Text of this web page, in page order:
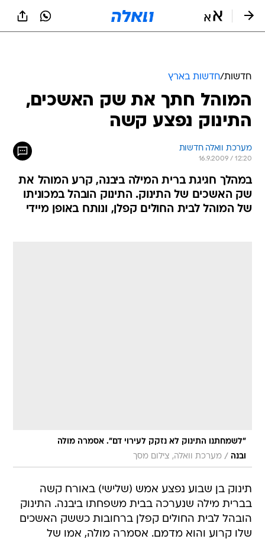
חדשות/חדשות בארץ
המוהל חתך את שק האשכים,
התינוק נפצע קשה
מערכת וואלה חדשות
16.9.2009 / 12:20
במהלך חגיגת ברית המילה ביבנה, קרע המוהל את
שק האשכים של התינוק. התינוק הובהל במכוניתו
של המוהל לבית החולים קפלן, ונותח באופן מיידי
"לשמחתנו התינוק לא נזקק לעירוי דם". אסמרה מולה
ובנה / מערכת וואלה, צילום מסך
תינוק בן שבוע נפצע אמש (שלישי) באורח קשה
בברית מילה שנערכה בבית משפחתו ביבנה. התינוק
הובהל לבית החולים קפלן ברחובות כששק האשכים
שלו קרוע והוא מדמם. אסמרה מולה, אמו של